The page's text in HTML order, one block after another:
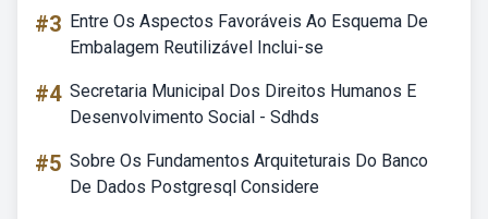
#3 Entre Os Aspectos Favoráveis Ao Esquema De
Embalagem Reutilizável Inclui-se
#4 Secretaria Municipal Dos Direitos Humanos E
Desenvolvimento Social - Sdhds
#5 Sobre Os Fundamentos Arquiteturais Do Banco
De Dados Postgresql Considere